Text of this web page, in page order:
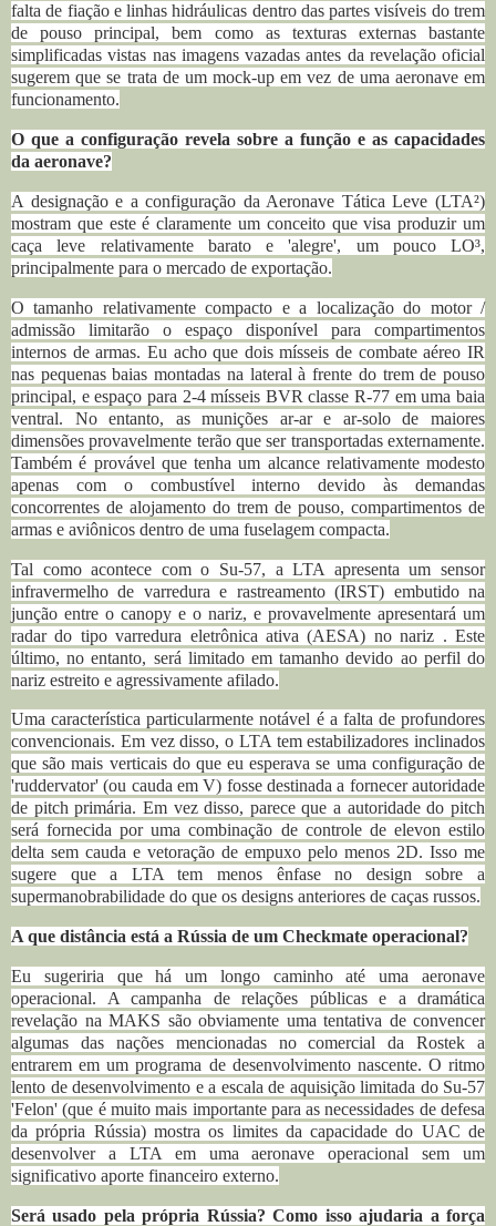
falta de fiação e linhas hidráulicas dentro das partes visíveis do trem
de pouso principal, bem como as texturas externas bastante
simplificadas vistas nas imagens vazadas antes da revelação oficial
sugerem que se trata de um mock-up em vez de uma aeronave em
funcionamento.
O que a configuração revela sobre a função e as capacidades
da aeronave?
A designação e a configuração da Aeronave Tática Leve (LTA²)
mostram que este é claramente um conceito que visa produzir um
caça leve relativamente barato e 'alegre', um pouco LO³,
principalmente para o mercado de exportação.
O tamanho relativamente compacto e a localização do motor /
admissão limitarão o espaço disponível para compartimentos
internos de armas. Eu acho que dois mísseis de combate aéreo IR
nas pequenas baias montadas na lateral à frente do trem de pouso
principal, e espaço para 2-4 mísseis BVR classe R-77 em uma baia
ventral. No entanto, as munições ar-ar e ar-solo de maiores
dimensões provavelmente terão que ser transportadas externamente.
Também é provável que tenha um alcance relativamente modesto
apenas com o combustível interno devido às demandas
concorrentes de alojamento do trem de pouso, compartimentos de
armas e aviônicos dentro de uma fuselagem compacta.
Tal como acontece com o Su-57, a LTA apresenta um sensor
infravermelho de varredura e rastreamento (IRST) embutido na
junção entre o canopy e o nariz, e provavelmente apresentará um
radar do tipo varredura eletrônica ativa (AESA) no nariz . Este
último, no entanto, será limitado em tamanho devido ao perfil do
nariz estreito e agressivamente afilado.
Uma característica particularmente notável é a falta de profundores
convencionais. Em vez disso, o LTA tem estabilizadores inclinados
que são mais verticais do que eu esperava se uma configuração de
'ruddervator' (ou cauda em V) fosse destinada a fornecer autoridade
de pitch primária. Em vez disso, parece que a autoridade do pitch
será fornecida por uma combinação de controle de elevon estilo
delta sem cauda e vetoração de empuxo pelo menos 2D. Isso me
sugere que a LTA tem menos ênfase no design sobre a
supermanobrabilidade do que os designs anteriores de caças russos.
A que distância está a Rússia de um Checkmate operacional?
Eu sugeriria que há um longo caminho até uma aeronave
operacional. A campanha de relações públicas e a dramática
revelação na MAKS são obviamente uma tentativa de convencer
algumas das nações mencionadas no comercial da Rostek a
entrarem em um programa de desenvolvimento nascente. O ritmo
lento de desenvolvimento e a escala de aquisição limitada do Su-57
'Felon' (que é muito mais importante para as necessidades de defesa
da própria Rússia) mostra os limites da capacidade do UAC de
desenvolver a LTA em uma aeronave operacional sem um
significativo aporte financeiro externo.
Será usado pela própria Rússia? Como isso ajudaria a força